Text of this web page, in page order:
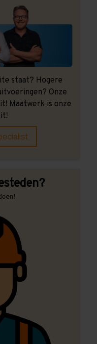
staat? Hogere
Onze
Maatwerk is onze